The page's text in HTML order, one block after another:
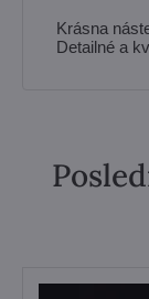
Krásna
Detailné a